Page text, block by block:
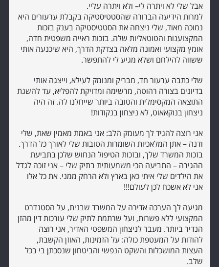
אבל שלי לא ויתרה לי– ולא ויתרה עליי.
למרות הידיעה הברורה שהסטטיסטיקה בקבלת ערעורים היא
נמוכה מאוד, שלי ניצחה את הסטטיסטיקה בענק בזכות
המקצוענות והטוטאליות שלה. בזכות ראייה משפטית חדה,
אומץ מקצועי ואמונה מלאה בצדקת הדרך, היא שיכנעה אותי
ששווה להילחם ושלא מגיע לי להתפשר.
שלי כתבה ערעור חד, מבריק ומנומק לעילא, וייצגה אותי
בדיונים בצורה רהוטה, מרשימה ומדויקת להפליא, עד להשגת
התוצאה המקסימלית והטובה ביותר שייחלנו לה. זה היה
ניצחון בנוקאאוט, לא ניצחון בנקודות!
אני רוצה להגיד לך מעומק הלב: אני באמת מאמין שאת, שלי
ודנה – אתן המלאכיות השומרות הטובות שלי לאורך כל הדרך.
בזכות המשרד שלך, ובזכות הטיפול הנחוש שלכן בתביעת
ההגירה – התביעה הכי משמעותית בתיק שלי – אני זוכה לגדל
את הילדים שלי איתי כאן בארץ ולא הרחק ממני. את כל אלו
אני לא אשכח לכן לעולם!!!
מגיעה לך הערכה אדירה על המשרד שבנית, על הסטנדרט
המקצועי ללא פשרות, ועל שרתמת לתיק שלי עורכות דין מהזן
הנדיר ביותר. מעבר לניצחון המשפטי האדיר, אני רוצה
להודות על המעטפת כולה: על הזמינות, האוזן הקשבת,
העצות המושכלות והשקט הנפשי והביטחון שנסכתן בי בכל
שלב.